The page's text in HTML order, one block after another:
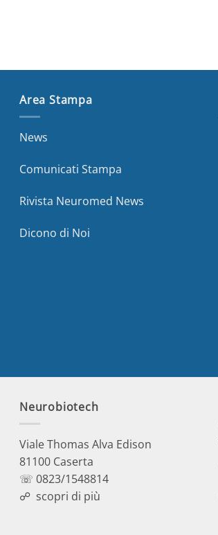
Area Stampa
News
Comunicati Stampa
Rivista Neuromed News
Dicono di Noi
Neurobiotech
Viale Thomas Alva Edison
81100 Caserta
☏ 0823/1548814
☍ scopri di più